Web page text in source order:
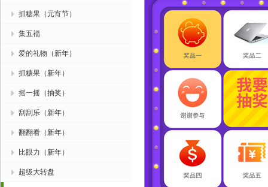
抓糖果（元宵节）
集五福
爱的礼物（新年）
抓糖果（新年）
摇一摇（抽奖）
刮刮乐（新年）
翻翻看（新年）
比眼力（新年）
超级大转盘